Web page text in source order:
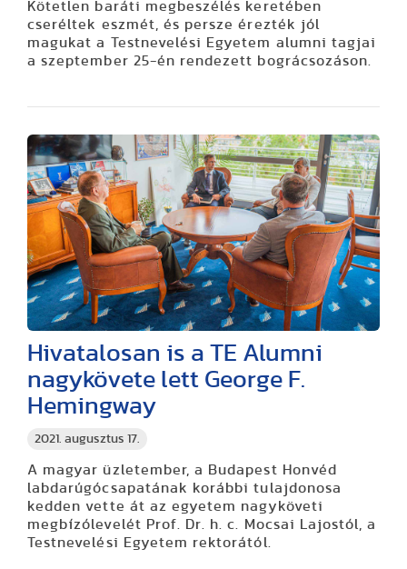
Kötetlen baráti megbeszélés keretében
cseréltek eszmét, és persze érezték jól
magukat a Testnevelési Egyetem alumni tagjai
a szeptember 25-én rendezett bográcsozáson.
2021. augusztus 17.
Hivatalosan is a TE Alumni
nagykövete lett George F.
Hemingway
A magyar üzletember, a Budapest Honvéd
labdarúgócsapatának korábbi tulajdonosa
kedden vette át az egyetem nagyköveti
megbízólevelét Prof. Dr. h. c. Mocsai Lajostól, a
Testnevelési Egyetem rektorától.